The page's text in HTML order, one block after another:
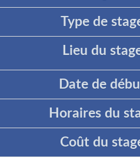
Type de
Lieu du
Date de
Horaires du
Coût du